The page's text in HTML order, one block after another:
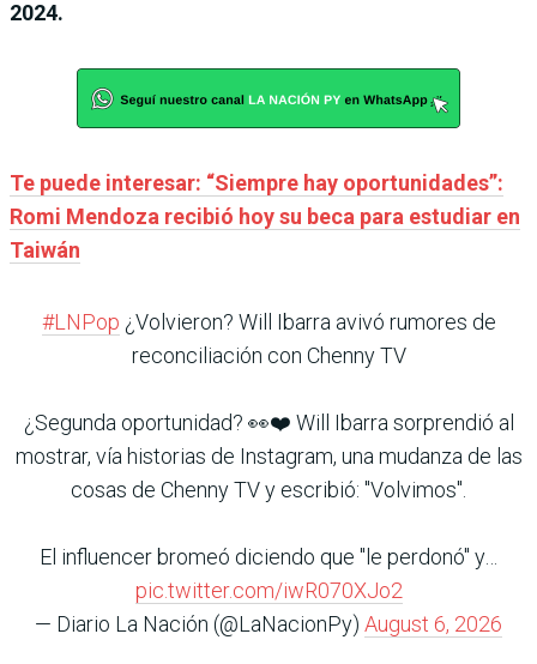
2024.
Te puede interesar: “Siempre hay oportunidades”:
Romi Mendoza recibió hoy su beca para estudiar en
Taiwán
#LNPop ¿Volvieron? Will Ibarra avivó rumores de
reconciliación con Chenny TV
¿Segunda oportunidad? 👀❤️ Will Ibarra sorprendió al
mostrar, vía historias de Instagram, una mudanza de las
cosas de Chenny TV y escribió: "Volvimos".
El influencer bromeó diciendo que "le perdonó" y…
pic.twitter.com/iwR070XJo2
— Diario La Nación (@LaNacionPy) August 6, 2026